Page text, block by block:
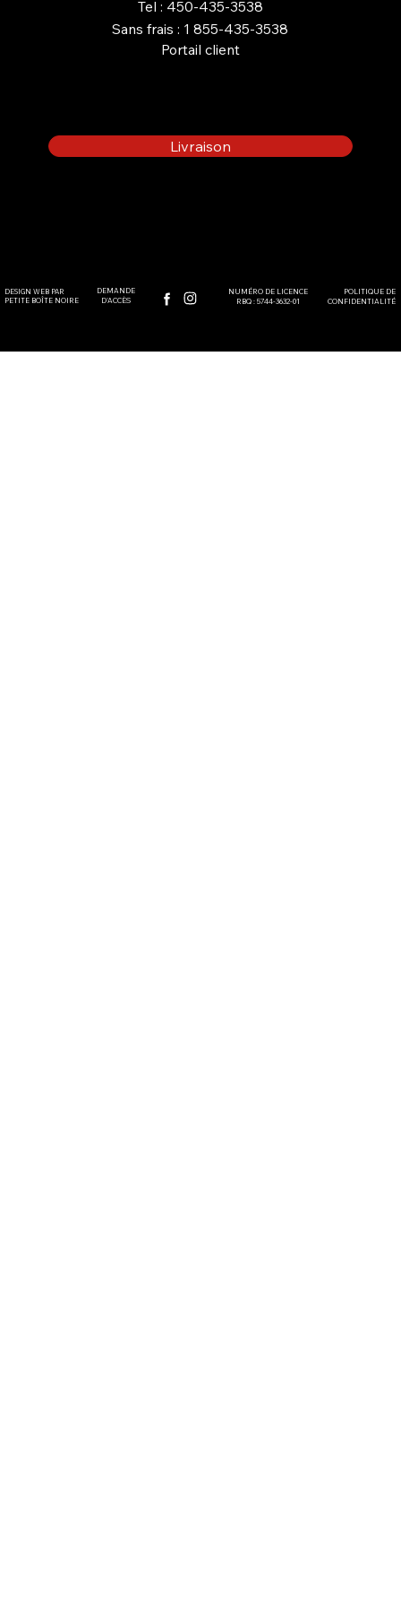
Tel : 450-435-3538
Sans frais : 1 855-435-3538
Portail client
Livraison
DESIGN WEB PAR
PETITE BOÎTE NOIRE
DEMANDE
D'ACCÈS
NUMÉRO DE LICENCE
RBQ : 5744-3632-01
POLITIQUE DE
CONFIDENTIALITÉ